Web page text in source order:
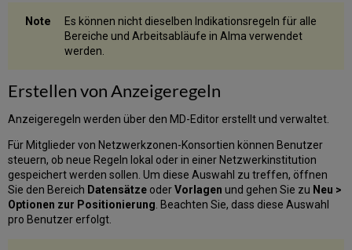
mit
formularbasierten
Anzeigeregeln
Es können nicht dieselben Indikationsregeln für alle
Bereiche und Arbeitsabläufe in Alma verwendet
werden.
Erstellen von Anzeigeregeln
Anzeigeregeln werden über den MD-Editor erstellt und verwaltet.
Für Mitglieder von Netzwerkzonen-Konsortien können Benutzer
steuern, ob neue Regeln lokal oder in einer Netzwerkinstitution
gespeichert werden sollen. Um diese Auswahl zu treffen, öffnen
Sie den Bereich Datensätze oderVorlagen und gehen Sie zu Neu >
Optionen zur Positionierung. Beachten Sie, dass diese Auswahl
pro Benutzer erfolgt.